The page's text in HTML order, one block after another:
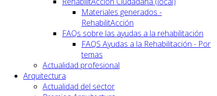
Materiales generados -
RehabilitAcción
FAQs sobre las ayudas a la rehabilitación
FAQS Ayudas a la Rehabilitación - Por
temas
Actualidad profesional
Arquitectura
Actualidad del sector